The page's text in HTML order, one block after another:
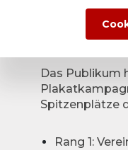
6. Juli 2026
Das Publikum
Spitzenplätze
Rang 1: